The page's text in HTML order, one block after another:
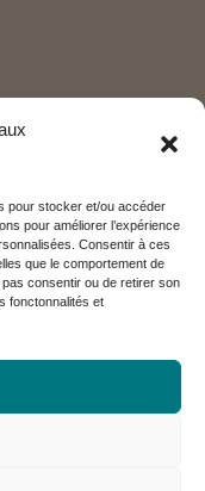
pour stocker et/ou accéder
pour améliorer l’expérience
Consentir à ces
que le comportement de
consentir ou de retirer son
fonctonnalités et